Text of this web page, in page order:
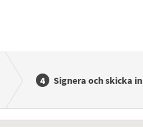
Signera och skicka in